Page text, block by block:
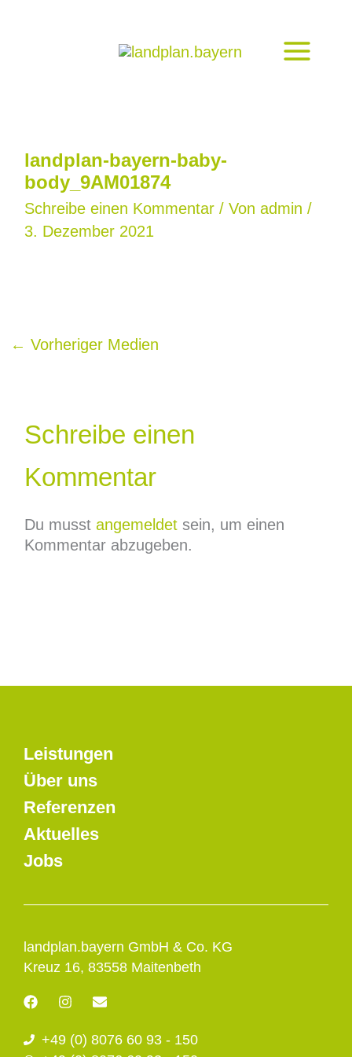
landplan-bayern-baby-
body_9AM01874
Schreibe einen Kommentar / Von admin /
3. Dezember 2021
← Vorheriger Medien
Schreibe einen
Kommentar
Du musst angemeldetsein, um einen
Kommentar abzugeben.
landplan.bayern GmbH & Co. KG
Kreuz 16, 83558 Maitenbeth
F
a
e
I
n
t
E
e
+49 (0) 8076 60 93 - 150
Leistungen
Über uns
Referenzen
Aktuelles
Jobs